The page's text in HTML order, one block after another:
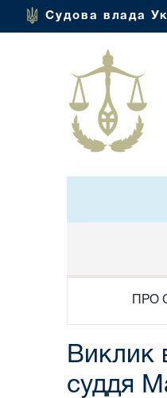
Судова влада
ПРО
Виклик
суддя